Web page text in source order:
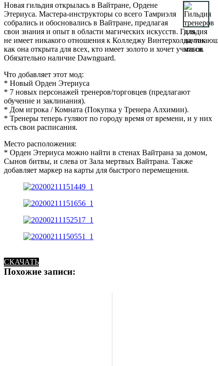
Новая гильдия открылась в Вайтране, Ордене
Этериуса. Мастера-инструкторы со всего Тамриэля
собрались и обосновались в Вайтране, предлагая
свои знания и опыт в области магических искусств. Гильдия
не имеет никакого отношения к Колледжу Винтерхолда, так
как она открыта для всех, кто имеет золото и хочет учиться.
Обязательно наличие Dawnguard.
Что добавляет этот мод:
* Новый Орден Этериуса
* 7 новых персонажей тренеров/торговцев (предлагают
обучение и заклинания).
* Дом игрока / Комната (Покупка у Тренера Алхимии).
* Тренеры теперь гуляют по городу время от времени, и у них
есть свои расписания.
Место расположения:
* Орден Этериуса можно найти в стенах Вайтрана за домом,
Сынов битвы, и слева от Зала мертвых Вайтрана. Также
добавляет маркер на карты для быстрого перемещения.
СКАЧАТЬ
Похожие записи: